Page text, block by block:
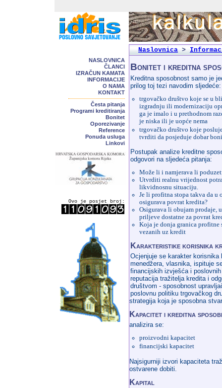
NASLOVNICA
ČLANCI
IZRAČUN KAMATA
INFORMACIJE
O NAMA
KONTAKT
Česta pitanja
Programi kreditiranja
Bonitet
Oporezivanje
Reference
Ponuda usluga
Linkovi
Ovo je posjet broj:
Naslovnica>
Bonitet i kreditna
Kreditna sposobnost samo je
prilog toj tezi navodim sljedeće:
trgovačko društvo koje se u
izgradnju ili modernizaciju
ga je imalo i u prethodnom
je niska ili je uopće nema
trgovačko društvo koje
tvrditi da posjeduje dobar
Postupak analize kreditne
odgovori na sljedeća pitanja:
Može li i namjerava li
Utvrditi realnu vrijednost
likvidnosnu situaciju.
Je li profitna stopa takva da
osigurava povrat kredita?
Osigurava li obujam prodaje,
priljeve dostatne za povrat
Koja je donja granica profitne
vezanih uz kredit
Karakteristike korisnika
Ocjenjuje se karakter korisnika
menedžera, vlasnika, ispituje
financijskih izvješća i
reputacija tražitelja kredita i
društvom - sposobnost
poslovnu politiku trgovačkog
strategija koja je sposobna
Kapacitet i kreditna
analizira se:
proizvodni kapacitet
financijski kapacitet
Najsigurniji izvori kapaciteta
ostvarene dobiti.
Kapital